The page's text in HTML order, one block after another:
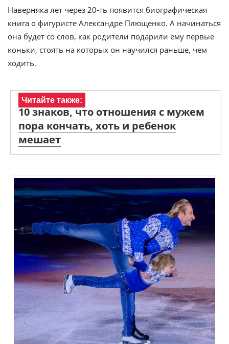
Наверняка лет через 20-ть появится биографическая
книга о фигуристе Александре Плющенко. А начинаться
она будет со слов, как родители подарили ему первые
коньки, стоять на которых он научился раньше, чем
ходить.
Читайте также:
10 знаков, что отношения с мужем
пора кончать, хоть и ребенок
мешает